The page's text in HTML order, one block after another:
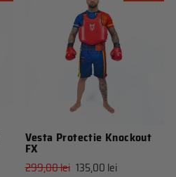
Vesta Protectie Knockout
FX
Pret
299,00 lei Pret
135,00 lei